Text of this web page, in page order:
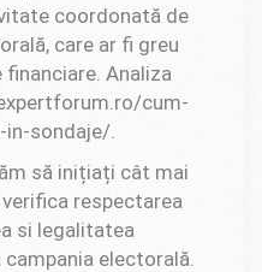
coordonată de
care ar fi greu
Analiza
cum-
sondaje/.
să inițiați cât mai
respectarea
si legalitatea
electorală.